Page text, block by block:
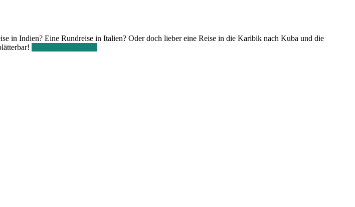
in Indien? Eine Rundreise in Italien? Oder doch lieber eine Reise in die Karibik nach Kuba und die